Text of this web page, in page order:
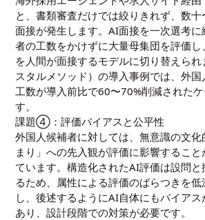
と、書類審査だけでは絞りきれず、数
面接が発生します。AI面接を一次選考に
者の工数をかけずに大量母集団を評価
を人間が面接するモデルに切り替えられ
スタルメソッド）の導入事例では、外
工数が導入前比で60〜70%削減された
す。
課題④：評価バイアスと公平性
外国人候補者に対しては、無意識の文
まり」への先入観が評価に影響するこ
ています。構造化されたAI評価は設問
るため、属性による評価のばらつきを
し、後述するようにAI自体にもバイア
あり、設計段階での対策が必要です。